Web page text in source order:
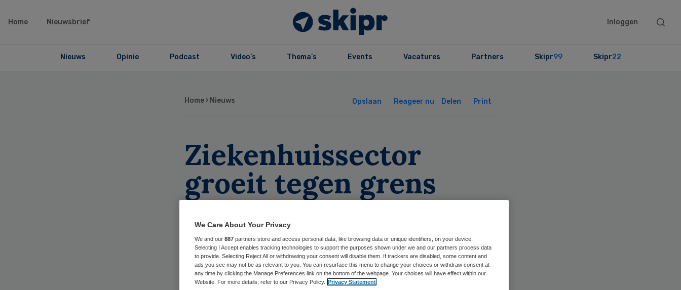
Home Nieuwsbrief Inloggen
Search
Nieuws Opinie Podcast Video’s Thema’s Events Vacatures Partners Skipr99 Skipr22
Home › Nieuws Opslaan Reageer nu Delen Print
Ziekenhuissector
groeit tegen grens
zorgakkoord aan
Skipr Redactie 21 oktober 2014,14:48 36 keer gelezen
We Care About Your Privacy
We and our 887 partners store and access personal data, like browsing data or unique identifiers, on your device.
Selecting I Accept enables tracking technologies to support the purposes shown under we and our partners process data
to provide. Selecting Reject All or withdrawing your consent will disable them. If trackers are disabled, some content and
ads you see may not be as relevant to you. You can resurface this menu to change your choices or withdraw consent at
any time by clicking the Manage Preferences link on the bottom of the webpage. Your choices will have effect within our
Website. For more details, refer to our Privacy Policy. Privacy Statement